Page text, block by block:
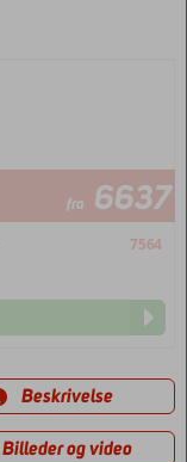
fra 6637
7564
Beskrivelse
Billeder og video